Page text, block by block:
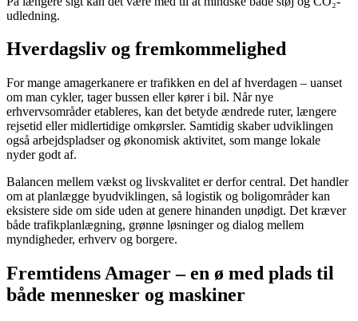
udledning.
Hverdagsliv og fremkommelighed
For mange amagerkanere er trafikken en del af hverdagen – uanset
om man cykler, tager bussen eller kører i bil. Når nye
erhvervsområder etableres, kan det betyde ændrede ruter, længere
rejsetid eller midlertidige omkørsler. Samtidig skaber udviklingen
også arbejdspladser og økonomisk aktivitet, som mange lokale
nyder godt af.
Balancen mellem vækst og livskvalitet er derfor central. Det handler
om at planlægge byudviklingen, så logistik og boligområder kan
eksistere side om side uden at genere hinanden unødigt. Det kræver
både trafikplanlægning, grønne løsninger og dialog mellem
myndigheder, erhverv og borgere.
Fremtidens Amager – en ø med plads til
både mennesker og maskiner